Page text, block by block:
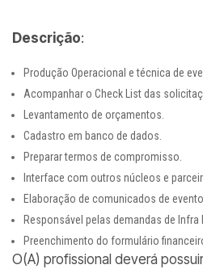
Descrição:
Produção Operacional e técnica de
Acompanhar o Check List das
Levantamento de orçamentos.
Cadastro em banco de dados.
Preparar termos de compromisso.
Interface com outros núcleos e
Elaboração de comunicados de
Responsável pelas demandas de
Preenchimento do formulário
O(A) profissional deverá